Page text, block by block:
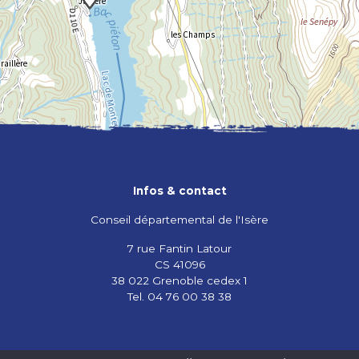
Infos & contact
Conseil départemental de l'Isère
7 rue Fantin Latour
CS 41096
38 022 Grenoble cedex 1
Tel. 04 76 00 38 38